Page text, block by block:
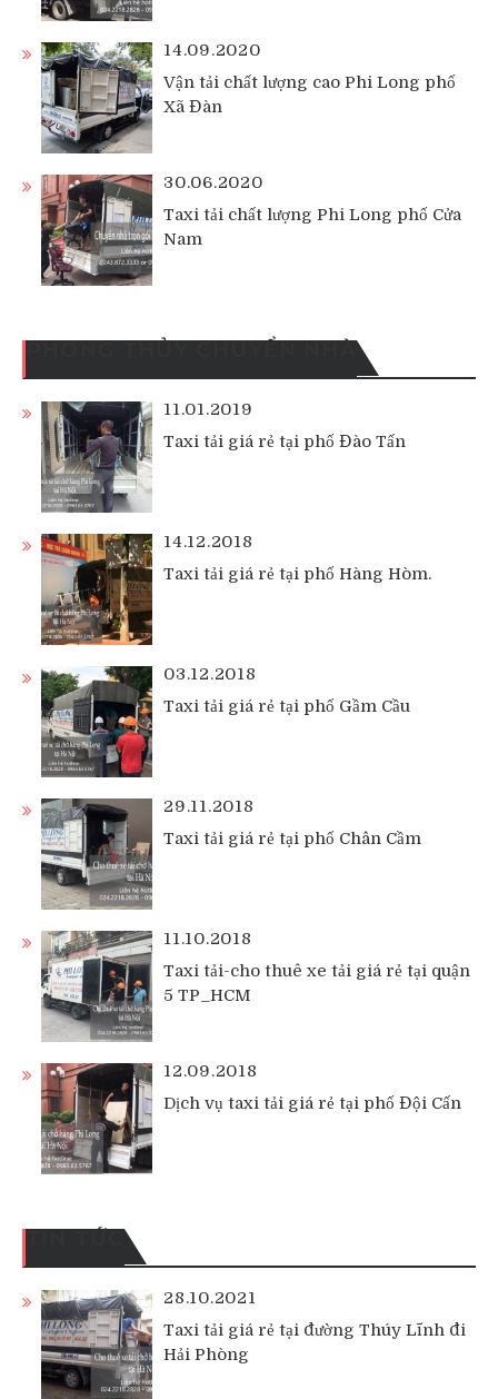
14.09.2020
Vận tải chất lượng cao Phi Long phố
Xã Đàn
30.06.2020
Taxi tải chất lượng Phi Long phố Cửa
Nam
11.01.2019
Taxi tải giá rẻ tại phố Đào Tấn
14.12.2018
Taxi tải giá rẻ tại phố Hàng Hòm.
03.12.2018
Taxi tải giá rẻ tại phố Gầm Cầu
29.11.2018
Taxi tải giá rẻ tại phố Chân Cầm
11.10.2018
Taxi tải-cho thuê xe tải giá rẻ tại quận
5 TP_HCM
12.09.2018
Dịch vụ taxi tải giá rẻ tại phố Đội Cấn
TIN TỨC
28.10.2021
Taxi tải giá rẻ tại đường Thúy Lĩnh đi
Hải Phòng